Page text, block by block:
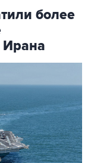
более
Ирана